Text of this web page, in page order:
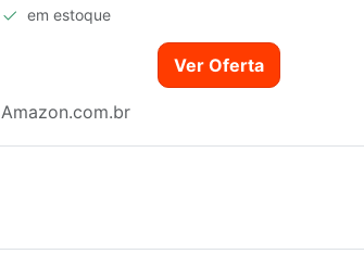
em estoque
Ver Oferta
Amazon.com.br